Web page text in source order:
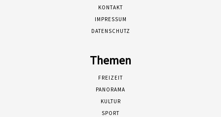
KONTAKT
IMPRESSUM
DATENSCHUTZ
Themen
FREIZEIT
PANORAMA
KULTUR
SPORT